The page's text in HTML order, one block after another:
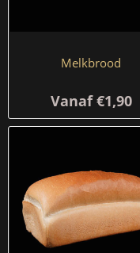
Melkbrood
Vanaf €1,90